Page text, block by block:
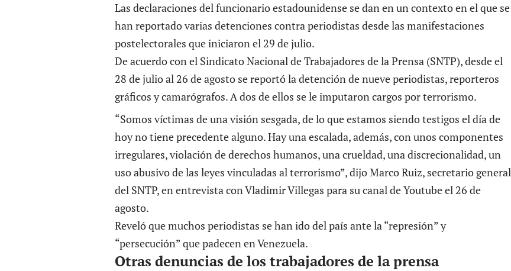
Las declaraciones del funcionario estadounidense se dan en un contexto en el que se
han reportado varias detenciones contra periodistas desde las manifestaciones
postelectorales que iniciaron el 29 de julio.
De acuerdo con el Sindicato Nacional de Trabajadores de la Prensa (SNTP), desde el
28 de julio al 26 de agosto se reportó la detención de nueve periodistas, reporteros
gráficos y camarógrafos. A dos de ellos se le imputaron cargos por terrorismo.
“Somos víctimas de una visión sesgada, de lo que estamos siendo testigos el día de
hoy no tiene precedente alguno. Hay una escalada, además, con unos componentes
irregulares, violación de derechos humanos, una crueldad, una discrecionalidad, un
uso abusivo de las leyes vinculadas al terrorismo”, dijo Marco Ruiz, secretario general
del SNTP, en entrevista con Vladimir Villegas para su canal de Youtube el 26 de
agosto.
Reveló que muchos periodistas se han ido del país ante la “represión” y
“persecución” que padecen en Venezuela.
Otras denuncias de los trabajadores de la prensa